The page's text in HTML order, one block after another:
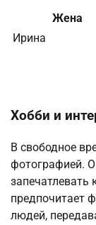
Жена
Ирина
Хобби и
В свободное
фотографией.
запечатлевать
предпочитает
людей,